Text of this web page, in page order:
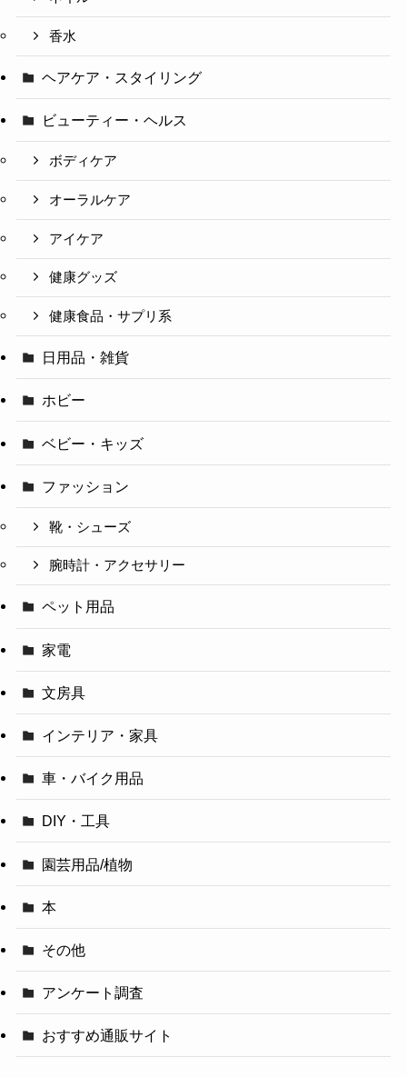
香水
ヘアケア・スタイリング
ビューティー・ヘルス
ボディケア
オーラルケア
アイケア
健康グッズ
健康食品・サプリ系
日用品・雑貨
ホビー
ベビー・キッズ
ファッション
靴・シューズ
腕時計・アクセサリー
ペット用品
家電
文房具
インテリア・家具
車・バイク用品
DIY・工具
園芸用品/植物
本
その他
アンケート調査
おすすめ通販サイト